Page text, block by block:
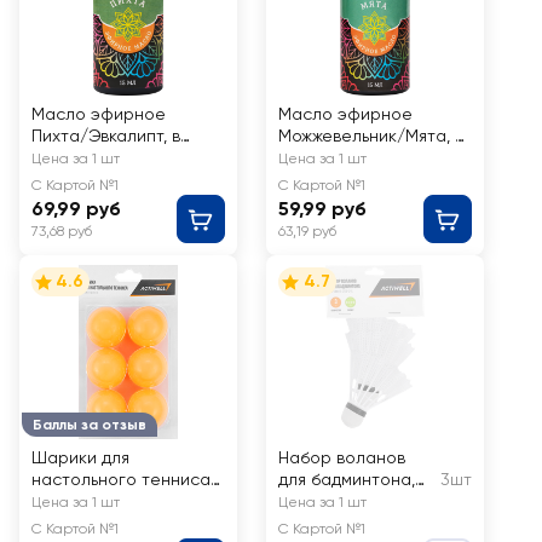
Масло эфирное
Пихта/Эвкалипт, в
ассортименте, Арт.
Б73101Л, 15мл
Цена за 1 шт
С Картой №1
69,99 руб
73,68 руб
Масло эфирное
Можжевельник/Мята, в
ассортименте, Арт.
Б69301Л, 15мл
Цена за 1 шт
С Картой №1
59,99 руб
63,19 руб
Баллы за отзыв
4.6
Шарики для
настольного тенниса,
оранжевые, Арт.
GFSP10-B, 6шт
Цена за 1 шт
С Картой №1
4.7
Набор воланов
для бадминтона,
Арт. GFSP12-S
3шт
Цена за 1 шт
С Картой №1